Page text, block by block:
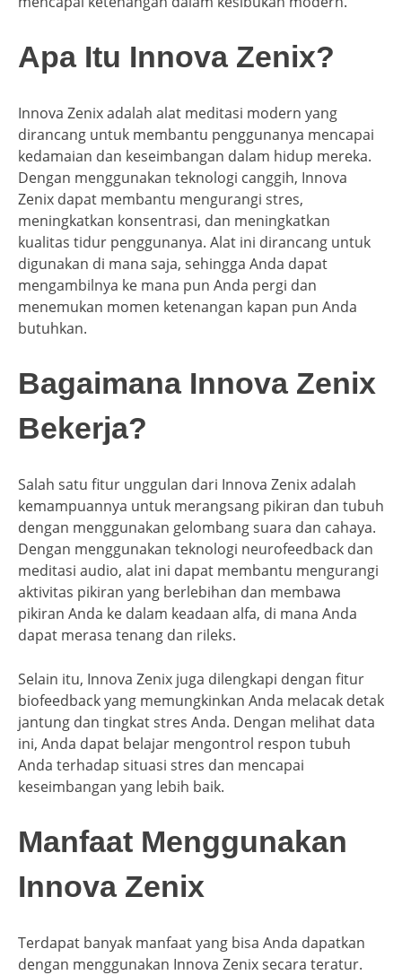
Apa Itu Innova Zenix?
Innova Zenix adalah alat meditasi modern yang
dirancang untuk membantu penggunanya mencapai
kedamaian dan keseimbangan dalam hidup mereka.
Dengan menggunakan teknologi canggih, Innova
Zenix dapat membantu mengurangi stres,
meningkatkan konsentrasi, dan meningkatkan
kualitas tidur penggunanya. Alat ini dirancang untuk
digunakan di mana saja, sehingga Anda dapat
mengambilnya ke mana pun Anda pergi dan
menemukan momen ketenangan kapan pun Anda
butuhkan.
Bagaimana Innova Zenix
Bekerja?
Salah satu fitur unggulan dari Innova Zenix adalah
kemampuannya untuk merangsang pikiran dan tubuh
dengan menggunakan gelombang suara dan cahaya.
Dengan menggunakan teknologi neurofeedback dan
meditasi audio, alat ini dapat membantu mengurangi
aktivitas pikiran yang berlebihan dan membawa
pikiran Anda ke dalam keadaan alfa, di mana Anda
dapat merasa tenang dan rileks.
Selain itu, Innova Zenix juga dilengkapi dengan fitur
biofeedback yang memungkinkan Anda melacak detak
jantung dan tingkat stres Anda. Dengan melihat data
ini, Anda dapat belajar mengontrol respon tubuh
Anda terhadap situasi stres dan mencapai
keseimbangan yang lebih baik.
Manfaat Menggunakan
Innova Zenix
Terdapat banyak manfaat yang bisa Anda dapatkan
dengan menggunakan Innova Zenix secara teratur.